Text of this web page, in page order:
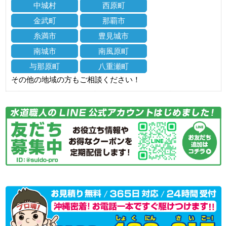
中城村
西原町
金武町
那覇市
糸満市
豊見城市
南城市
南風原町
与那原町
八重瀬町
その他の地域の方もご相談ください！